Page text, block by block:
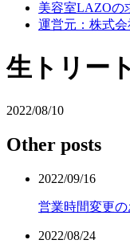
美容室LAZOの
運営元：株式
生トリー
2022/08/10
Other posts
2022/09/16
営業時間変更の
2022/08/24